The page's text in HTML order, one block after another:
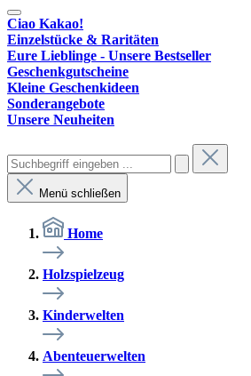
Ciao Kakao!
Einzelstücke & Raritäten
Eure Lieblinge - Unsere Bestseller
Geschenkgutscheine
Kleine Geschenkideen
Sonderangebote
Unsere Neuheiten
Menü schließen
Home
Holzspielzeug
Kinderwelten
Abenteuerwelten